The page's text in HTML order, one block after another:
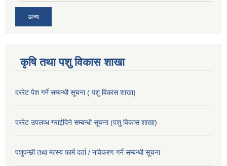
अन्य
कृषि तथा पशु विकास शाखा
दररेट पेश गर्ने सम्बन्धी सूचना ( पशु विकास शाखा)
दररेट उपलव्ध गराईदिने सम्बन्धी सूचना (पशु विकास शाखा)
पशुपन्छी तथा मत्स्य फार्म दर्ता / नविकरण गर्ने सम्बन्धी सूचना